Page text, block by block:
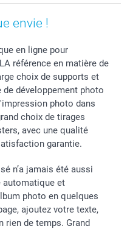
envie !
en ligne pour
référence en matière de
choix de supports et
développement photo
photo dans
choix de tirages
avec une qualité
garantie.
n’a jamais été aussi
automatique et
photo en quelques
ajoutez votre texte,
rien de temps. Grand